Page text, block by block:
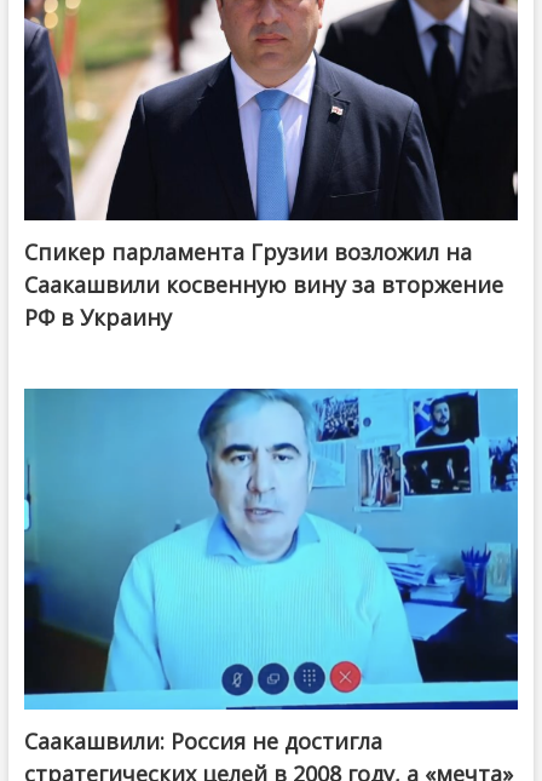
Спикер парламента Грузии возложил на
Саакашвили косвенную вину за вторжение
РФ в Украину
Саакашвили: Россия не достигла
стратегических целей в 2008 году, а «мечта»